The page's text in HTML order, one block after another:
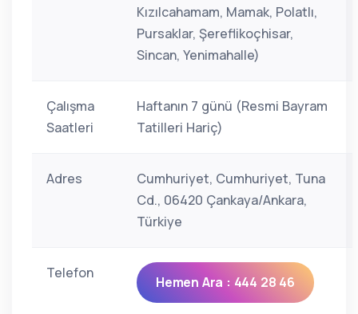
Kızılcahamam, Mamak, Polatlı,
Pursaklar, Şereflikoçhisar,
Sincan, Yenimahalle)
Çalışma
Saatleri
Haftanın 7 günü (Resmi Bayram
Tatilleri Hariç)
Adres
Cumhuriyet, Cumhuriyet, Tuna
Cd., 06420 Çankaya/Ankara,
Türkiye
Telefon
Hemen Ara : 444 28 46